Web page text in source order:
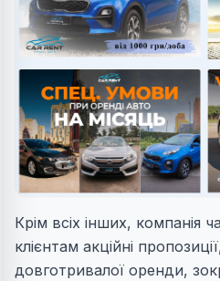
Крім всіх інших, компанія
клієнтам акційні
довготривалої оренди,